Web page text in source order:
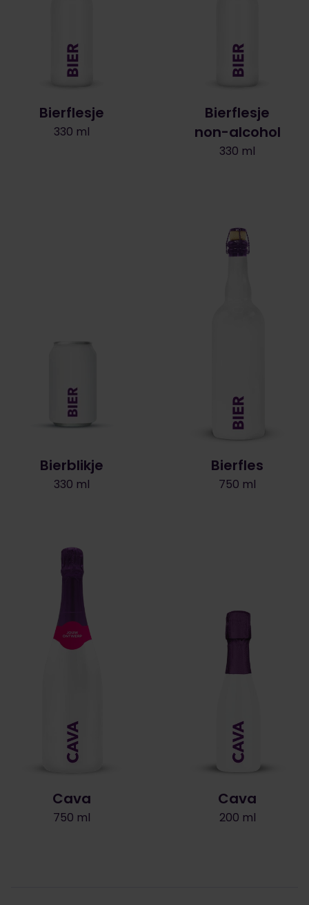
Bierflesje
330 ml
Bierflesje
non-alcohol
330 ml
Bierblikje
330 ml
Bierfles
750 ml
Cava
750 ml
Cava
200 ml